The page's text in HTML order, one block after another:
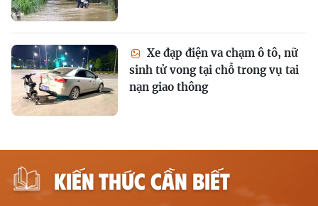
Xe đạp điện va chạm ô tô, nữ
sinh tử vong tại chỗ trong vụ tai
nạn giao thông
KIẾN THỨC CẦN BIẾT